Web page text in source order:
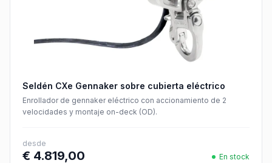
Seldén CXe Gennaker sobre cubierta eléctrico
Enrollador de gennaker eléctrico con accionamiento de 2
velocidades y montaje on-deck (OD).
desde
€ 4.819,00 En stock